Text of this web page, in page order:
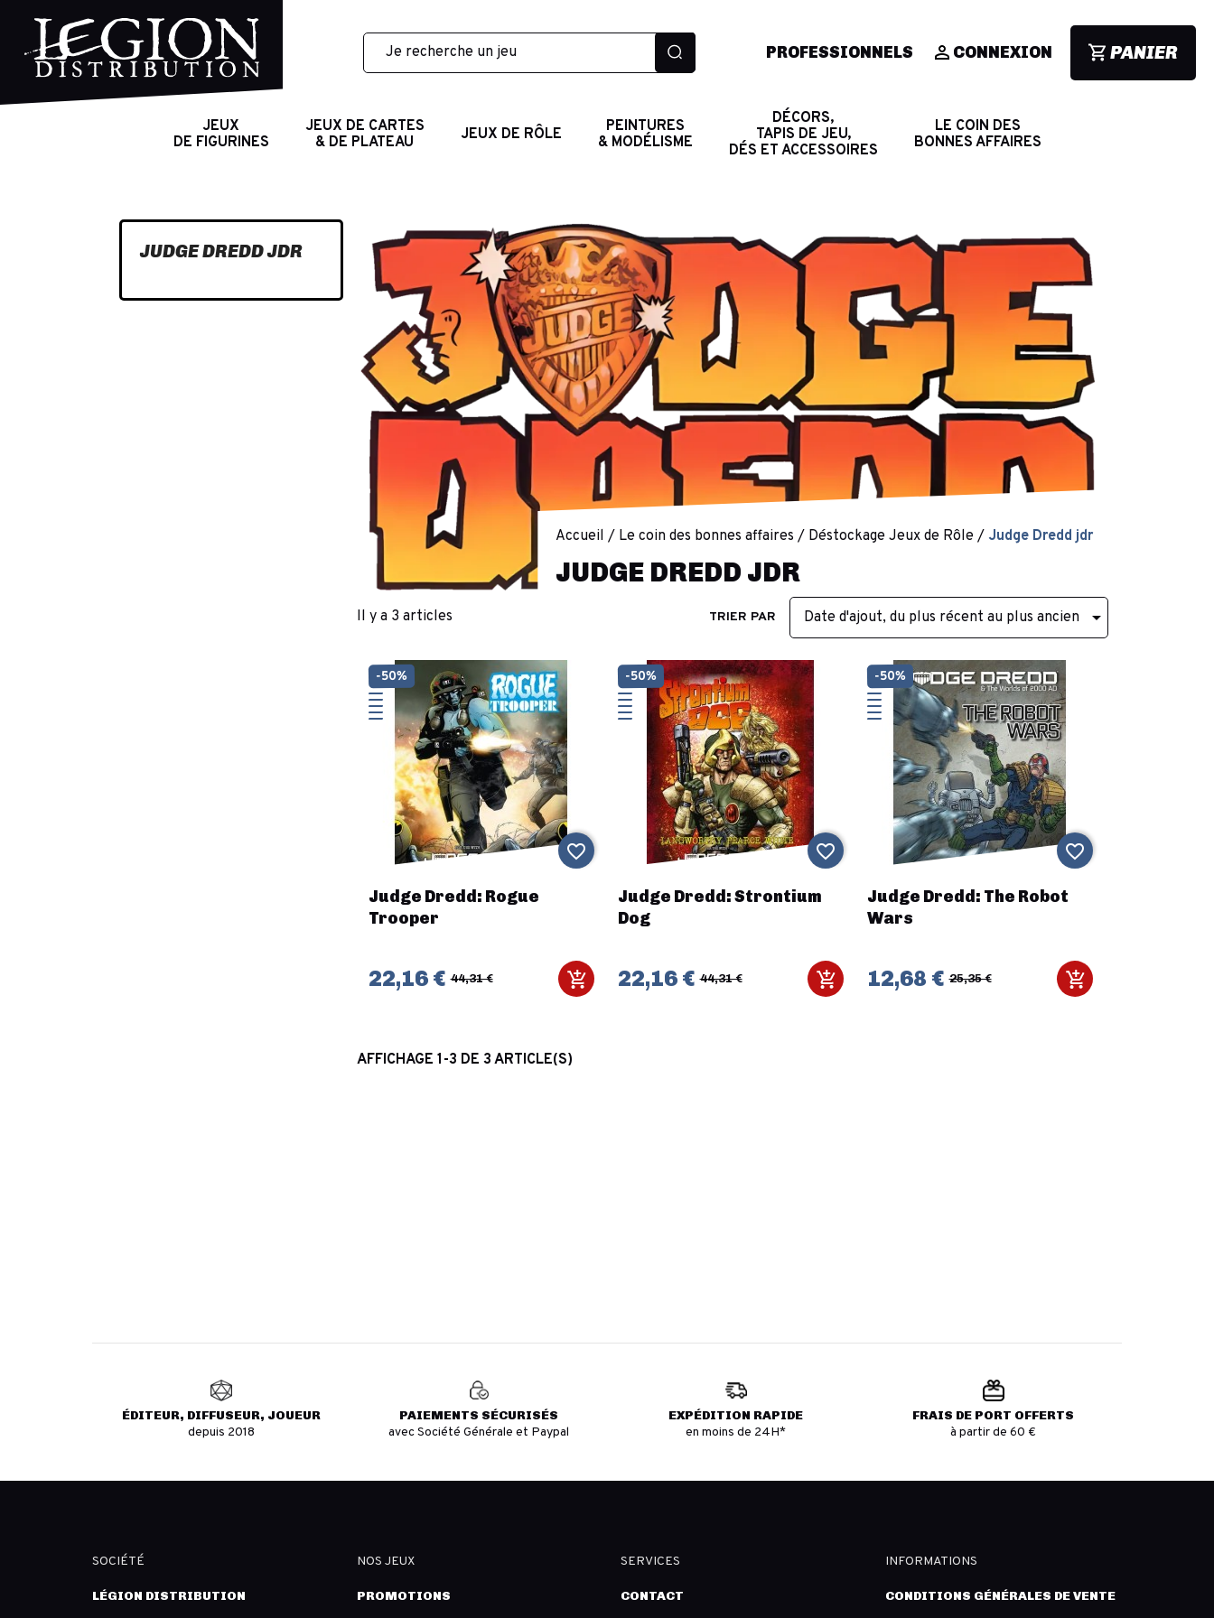
PROFESSIONNELS CONNEXION PANIER
JEUX
DE FIGURINES
JEUX DE CARTES
& DE PLATEAU
JEUX DE RÔLE
PEINTURES
& MODÉLISME
DÉCORS,
TAPIS DE JEU,
DÉS ET ACCESSOIRES
LE COIN DES
BONNES AFFAIRES
JUDGE DREDD JDR
Accueil Le coin des bonnes affaires Déstockage Jeux de Rôle Judge Dredd jdr
JUDGE DREDD JDR
Il y a 3 articles TRIER PAR Date d'ajout, du plus récent au plus ancien 
Judge Dredd: Rogue
Trooper
22,16 € 44,31 €
-50%
favorite_border
Judge Dredd: Strontium
Dog
22,16 € 44,31 €
-50%
favorite_border
Judge Dredd: The Robot
Wars
12,68 € 25,35 €
-50%
favorite_border
AFFICHAGE 1-3 DE 3 ARTICLE(S)
ÉDITEUR, DIFFUSEUR, JOUEUR
depuis 2018
PAIEMENTS SÉCURISÉS
avec Société Générale et Paypal
EXPÉDITION RAPIDE
en moins de 24H*
FRAIS DE PORT OFFERTS
à partir de 60 €
SOCIÉTÉ
LÉGION DISTRIBUTION
NOS JEUX
PROMOTIONS
SERVICES
CONTACT
INFORMATIONS
CONDITIONS GÉNÉRALES DE VENTE